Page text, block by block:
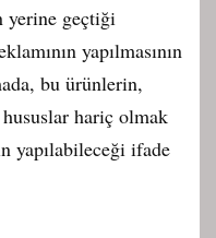
yerine geçtiği
yapılmasının
bu ürünlerin,
hususlar hariç olmak
yapılabileceği ifade